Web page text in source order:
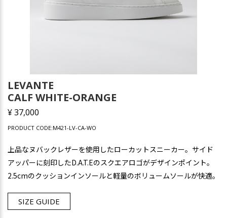
LEVANTE
CALF WHITE-ORANGE
¥ 37,000
PRODUCT CODE:M421-LV-CA-WO
上品なヌバックレザーを使用したローカットスニーカー。サイド
アッパーに刻印したD.A.T.Eのスクエアロゴがデザインポイント。
2.5cmのクッションインソールと軽量のボリュームソールが快適。
SIZE GUIDE